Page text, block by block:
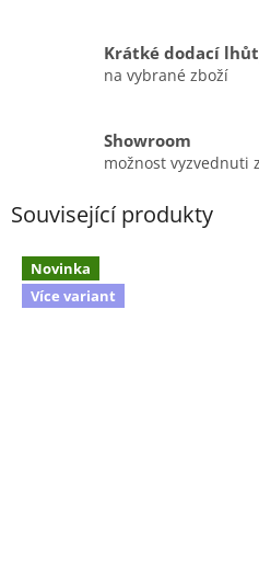
Krátké dodací
na vybrané zboží
Showroom
možnost vyzvednuti
Související produkty
Novinka
Více variant